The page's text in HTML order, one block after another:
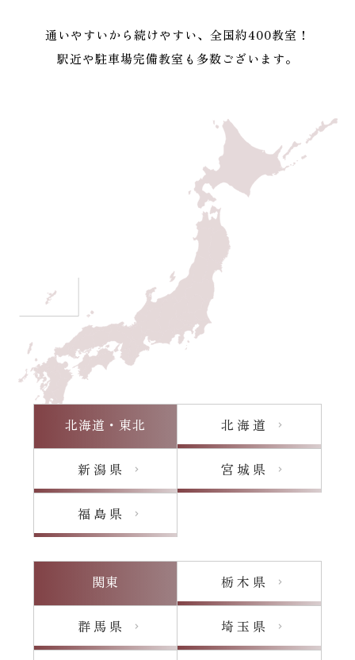
通いやすいから続けやすい、全国約400教室！
駅近や駐車場完備教室も多数ございます。
北海道・東北 北海道 chevron_right
新潟県 chevron_right 宮城県 chevron_right
福島県 chevron_right
関東 栃木県 chevron_right
群馬県 chevron_right 埼玉県 chevron_right